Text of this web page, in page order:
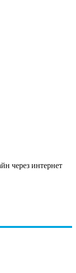
через интернет